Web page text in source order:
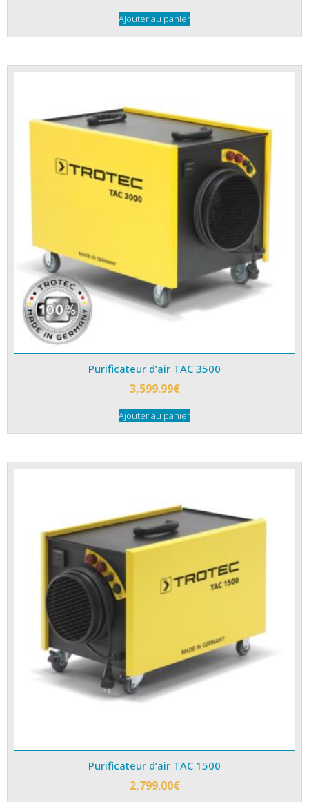
Ajouter au panier
Purificateur d’air TAC 3500
3,599.99€
Ajouter au panier
Purificateur d’air TAC 1500
2,799.00€